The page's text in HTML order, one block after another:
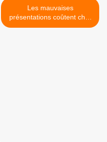
Les mauvaises
présentations coûtent cher
à l'entreprise ! Quelques